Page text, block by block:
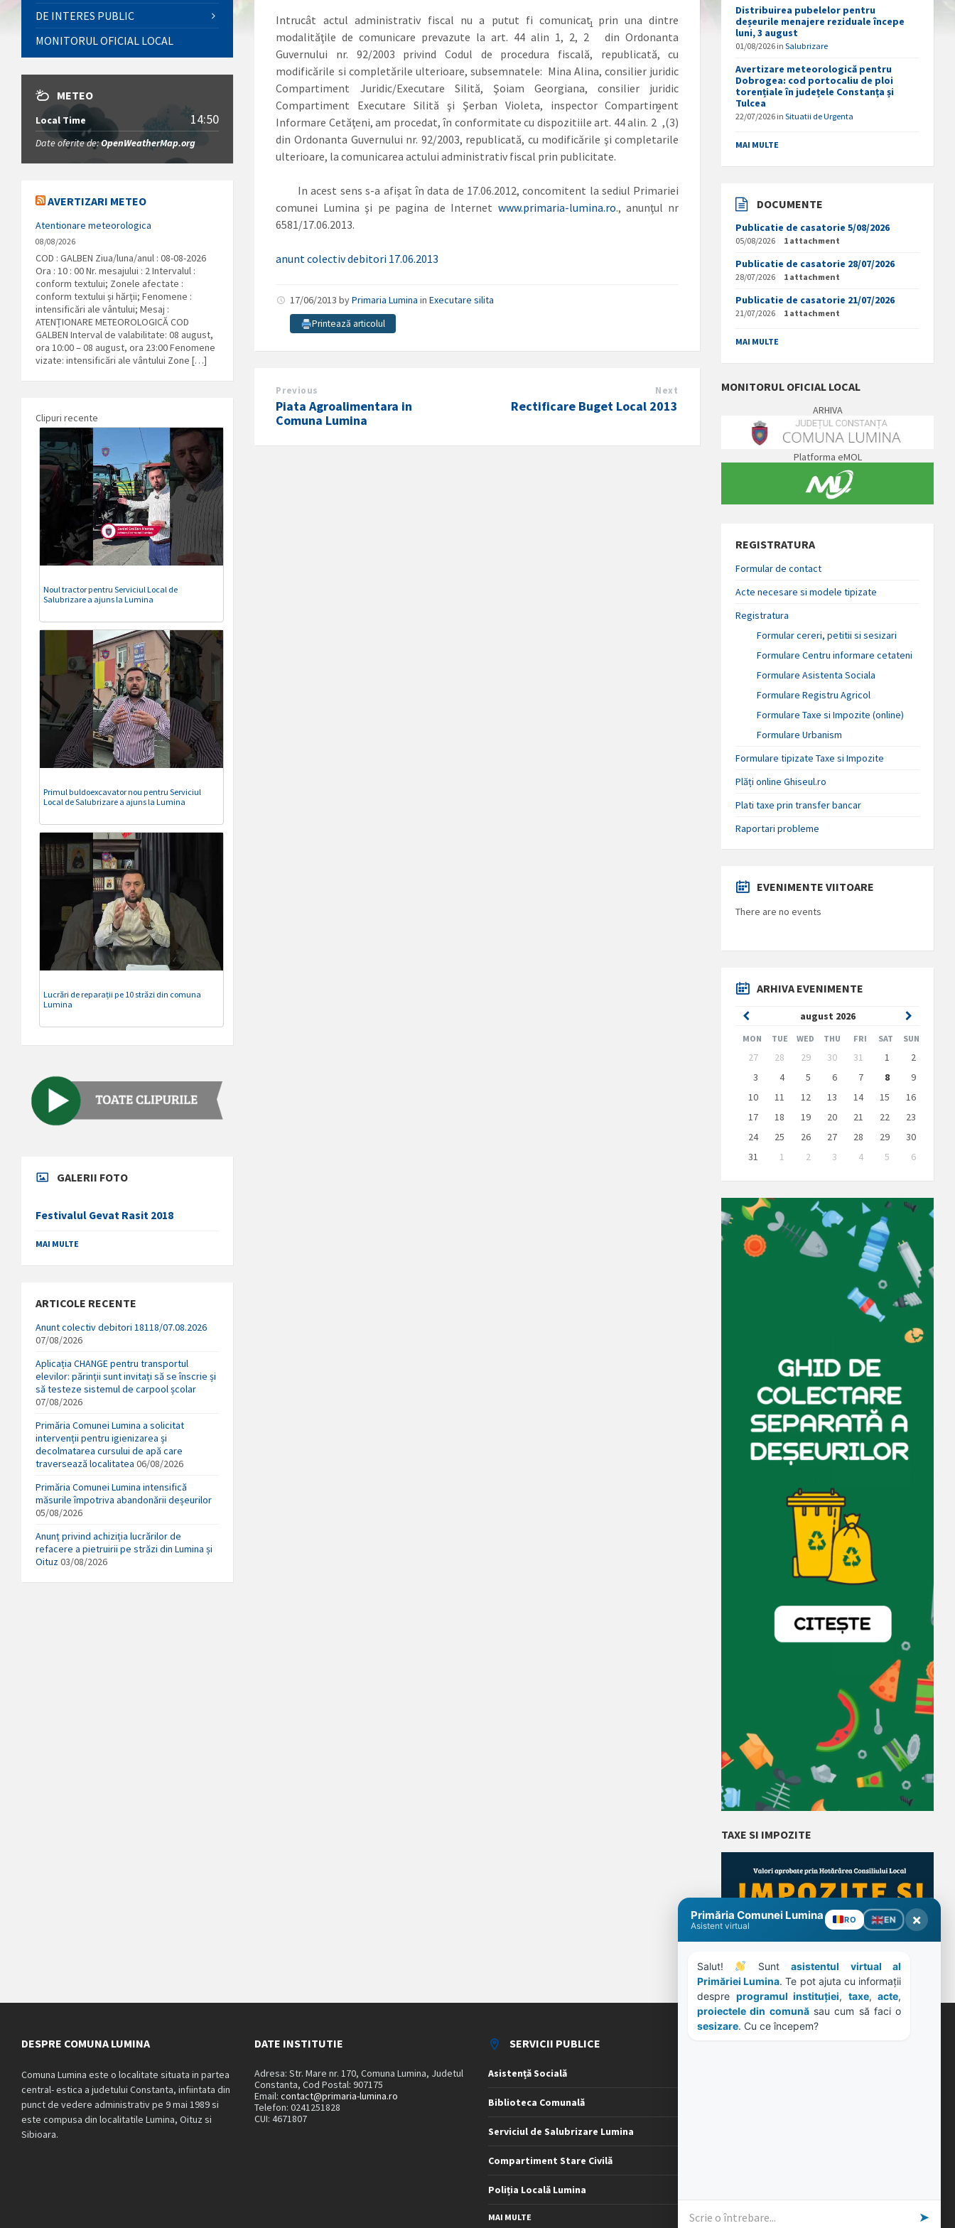
Intrucât actul administrativ fiscal nu a putut fi comunicat prin una dintre
modalităţile de comunicare prevazute la art. 44 alin 1, 2, 2
1
din Ordonanta
Guvernului nr. 92/2003 privind Codul de procedura fiscală, republicată, cu
modificările si completările ulterioare, subsemnatele: Mina Alina, consilier juridic
Compartiment Juridic/Executare Silită, Şoiam Georgiana, consilier juridic
Compartiment Executare Silită şi Şerban Violeta, inspector Compartiment
Informare Cetăţeni, am procedat, în conformitate cu dispozitiile art. 44 alin. 2
2
,(3)
din Ordonanta Guvernului nr. 92/2003, republicată, cu modificările şi completarile
ulterioare, la comunicarea actului administrativ fiscal prin publicitate.
In acest sens s-a afişat în data de 17.06.2012, concomitent la sediul Primariei
comunei Lumina şi pe pagina de Internet www.primaria-lumina.ro., anunţul nr
6581/17.06.2013.
anunt colectiv debitori 17.06.2013
17/06/2013byPrimaria Lumina inExecutare silita
Printează articolul
Previous
Piata Agroalimentara in
Comuna Lumina
Next
Rectificare Buget Local 2013
DE INTERES PUBLIC
MONITORUL OFICIAL LOCAL
METEO
Local Time 14:50
Date oferite de:OpenWeatherMap.org
AVERTIZARI METEO
Atentionare meteorologica
08/08/2026
COD : GALBEN Ziua/luna/anul : 08-08-2026
Ora : 10 : 00 Nr. mesajului : 2 Intervalul :
conform textului; Zonele afectate :
conform textului și hărții; Fenomene :
intensificări ale vântului; Mesaj :
ATENȚIONARE METEOROLOGICĂ COD
GALBEN Interval de valabilitate: 08 august,
ora 10:00 – 08 august, ora 23:00 Fenomene
vizate: intensificări ale vântului Zone […]
Clipuri recente
Noul tractor pentru Serviciul Local de
Salubrizare a ajuns la Lumina
Primul buldoexcavator nou pentru Serviciul
Local de Salubrizare a ajuns la Lumina
Lucrări de reparații pe 10 străzi din comuna
Lumina
GALERII FOTO
Festivalul Gevat Rasit 2018
MAI MULTE
ARTICOLE RECENTE
Anunt colectiv debitori 18118/07.08.2026
07/08/2026
Aplicația CHANGE pentru transportul
elevilor: părinții sunt invitați să se înscrie și
să testeze sistemul de carpool școlar
07/08/2026
Primăria Comunei Lumina a solicitat
intervenții pentru igienizarea și
decolmatarea cursului de apă care
traversează localitatea 06/08/2026
Primăria Comunei Lumina intensifică
măsurile împotriva abandonării deșeurilor
05/08/2026
Anunț privind achiziția lucrărilor de
refacere a pietruirii pe străzi din Lumina și
Oituz03/08/2026
Distribuirea pubelelor pentru
deșeurile menajere reziduale începe
luni, 3 august
01/08/2026 inSalubrizare
Avertizare meteorologică pentru
Dobrogea: cod portocaliu de ploi
torențiale în județele Constanța și
Tulcea
22/07/2026 inSituatii de Urgenta
MAI MULTE
DOCUMENTE
Publicatie de casatorie 5/08/2026
05/08/2026 1 attachment
Publicatie de casatorie 28/07/2026
28/07/2026 1 attachment
Publicatie de casatorie 21/07/2026
21/07/2026 1 attachment
MAI MULTE
MONITORUL OFICIAL LOCAL
ARHIVA
Platforma eMOL
REGISTRATURA
Formular de contact
Acte necesare si modele tipizate
Registratura
Formular cereri, petitii si sesizari
Formulare Centru informare cetateni
Formulare Asistenta Sociala
Formulare Registru Agricol
Formulare Taxe si Impozite (online)
Formulare Urbanism
Formulare tipizate Taxe si Impozite
Plăți online Ghiseul.ro
Plati taxe prin transfer bancar
Raportari probleme
EVENIMENTE VIITOARE
There are no events
ARHIVA EVENIMENTE
august 2026
Previous
Month
Next
Month
MON TUE WED THU FRI SAT SUN
Skip
calendar
days
27 28 29 30 31 1
2
3
4 5 6 7 8
9
10
11 12 13 14 15
16
17
18 19 20 21 22
23
24
25 26 27 28 29
30
31
1 2 3 4 5
6
to
days
TAXE SI IMPOZITE
DESPRE COMUNA LUMINA
Comuna Lumina este o localitate situata in partea
central- estica a judetului Constanta, infiintata din
punct de vedere administrativ pe 9 mai 1989 si
este compusa din localitatile Lumina, Oituz si
Sibioara.
DATE INSTITUTIE
Adresa: Str. Mare nr. 170, Comuna Lumina, Judetul
Constanta, Cod Postal: 907175
Email:contact@primaria-lumina.ro
Telefon: 0241251828
CUI: 4671807
SERVICII PUBLICE
Asistență Socială
Biblioteca Comunală
Serviciul de Salubrizare Lumina
Compartiment Stare Civilă
Poliția Locală Lumina
MAI MULTE
Primăria Comunei Lumina
Asistent virtual
RO EN ×
Salut! Sunt asistentul virtual al
Primăriei Lumina. Te pot ajuta cu informații
despre programul instituției, taxe, acte
proiectele din comună
sau cum să faci o
sesizare. Cu ce începem?
➤